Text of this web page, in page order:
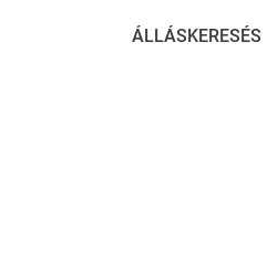
ÁLLÁSKERESÉS